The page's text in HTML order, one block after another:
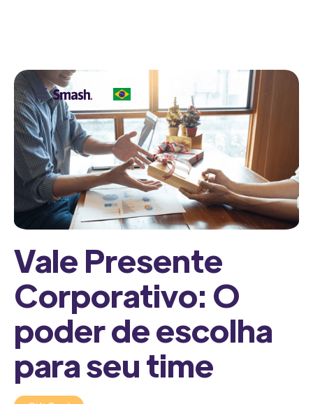

Vale Presente
Corporativo: O
poder de escolha
para seu time